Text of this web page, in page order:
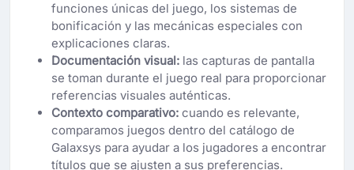
funciones únicas del juego, los sistemas de
bonificación y las mecánicas especiales con
explicaciones claras.
Documentación visual: las capturas de pantalla
se toman durante el juego real para proporcionar
referencias visuales auténticas.
Contexto comparativo: cuando es relevante,
comparamos juegos dentro del catálogo de
Galaxsys para ayudar a los jugadores a encontrar
títulos que se ajusten a sus preferencias.